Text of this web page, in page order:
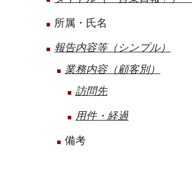
所属・氏名
報告内容等（シンプル）
業務内容（顧客別）
訪問先
用件・経過
備考